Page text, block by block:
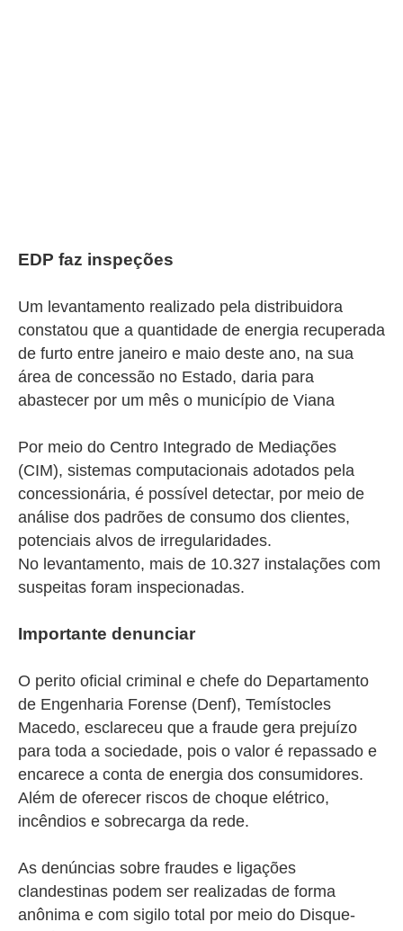
EDP faz inspeções
Um levantamento realizado pela distribuidora
constatou que a quantidade de energia recuperada
de furto entre janeiro e maio deste ano, na sua
área de concessão no Estado, daria para
abastecer por um mês o município de Viana
Por meio do Centro Integrado de Mediações
(CIM), sistemas computacionais adotados pela
concessionária, é possível detectar, por meio de
análise dos padrões de consumo dos clientes,
potenciais alvos de irregularidades.
No levantamento, mais de 10.327 instalações com
suspeitas foram inspecionadas.
Importante denunciar
O perito oficial criminal e chefe do Departamento
de Engenharia Forense (Denf), Temístocles
Macedo, esclareceu que a fraude gera prejuízo
para toda a sociedade, pois o valor é repassado e
encarece a conta de energia dos consumidores.
Além de oferecer riscos de choque elétrico,
incêndios e sobrecarga da rede.
As denúncias sobre fraudes e ligações
clandestinas podem ser realizadas de forma
anônima e com sigilo total por meio do Disque-